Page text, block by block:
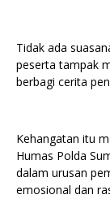
Tidak ada
peserta tampak
berbagi cerita
Kehangatan itu
Humas Polda
dalam urusan
emosional dan